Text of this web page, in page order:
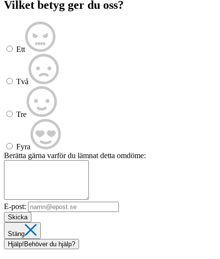
Vilket betyg ger du oss?
Ett
Två
Tre
Fyra
Berätta gärna varför du lämnat detta omdöme:
E-post:
Skicka
Stäng
Hjälp! Behöver du hjälp?